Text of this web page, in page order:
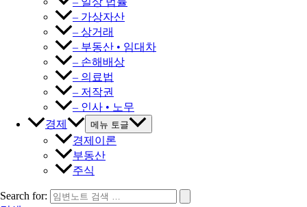
– 가상자산
– 상거래
– 부동산 • 임대차
– 손해배상
– 의료법
– 저작권
– 인사 • 노무
경제
메뉴 토글
경제이론
부동산
주식
Search for: